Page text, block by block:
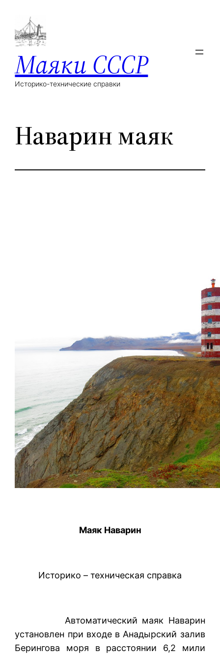
Маяки СССР
Историко-технические справки
Наварин маяк
Маяк Наварин
Историко – техническая справка
Автоматический маяк Наварин
установлен при входе в Анадырский залив
Берингова моря в расстоянии 6,2 мили